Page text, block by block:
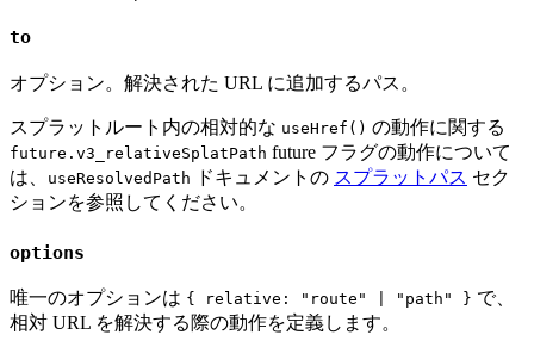
to
オプション。解決された URL に追加するパス。
スプラットルート内の相対的な useHref() の動作に関する
future.v3_relativeSplatPath future フラグの動作について
は、
useResolvedPath ドキュメントの スプラットパス セク
ションを参照してください。
options
唯一のオプションは { relative: "route" | "path" } で、
相対 URL を解決する際の動作を定義します。